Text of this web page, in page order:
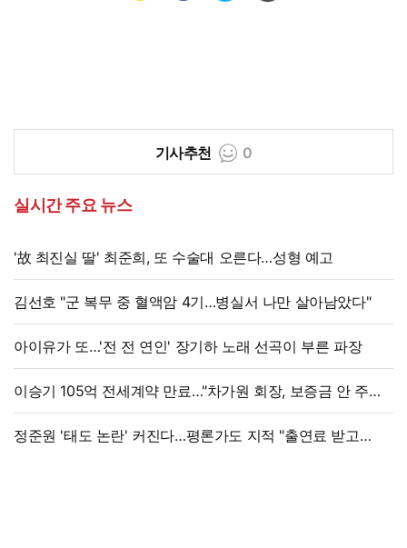
기사추천 0
실시간 주요 뉴스
'故 최진실 딸' 최준희, 또 수술대 오른다…성형 예고
김선호 "군 복무 중 혈액암 4기…병실서 나만 살아남았다"
아이유가 또…'전 전 연인' 장기하 노래 선곡이 부른 파장
이승기 105억 전세계약 만료…"차가원 회장, 보증금 안 주면
법적 조치"
정준원 '태도 논란' 커진다…평론가도 지적 "출연료 받고